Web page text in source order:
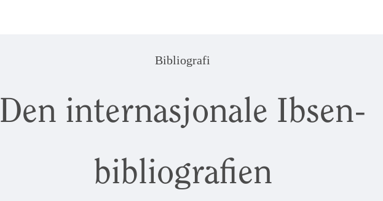
Bibliografi
Den internasjonale Ibsen-
bibliografien